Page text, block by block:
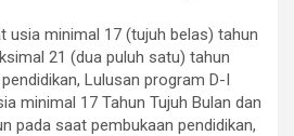
usia minimal 17 (tujuh belas) tahun
21 (dua puluh satu) tahun
Lulusan program D-I
minimal 17 Tahun Tujuh Bulan dan
pada saat pembukaan pendidikan,